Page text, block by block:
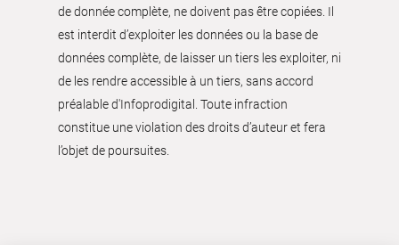
de donnée complète, ne doivent pas être copiées. Il
est interdit d’exploiter les données ou la base de
données complète, de laisser un tiers les exploiter, ni
de les rendre accessible à un tiers, sans accord
préalable d'Infoprodigital. Toute infraction
constitue une violation des droits d’auteur et fera
l’objet de poursuites.